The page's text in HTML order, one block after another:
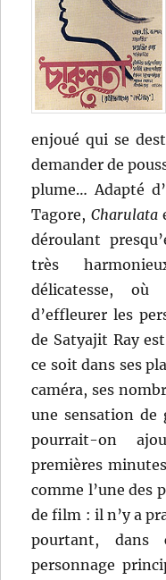
enjoué qui se
demander de
plume… Adapté
Tagore, Charulata
déroulant
très
délicatesse, où
d’effleurer les
de Satyajit Ray
ce soit dans ses
caméra, ses
une sensation
pourrait-on
premières
comme l’une des
de film : il n’y a
pourtant,
personnage